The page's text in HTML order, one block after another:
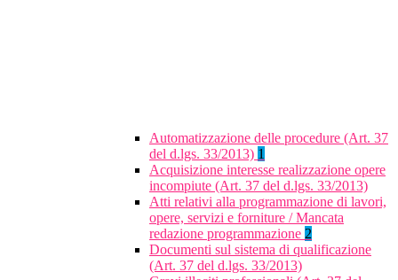
Automatizzazione delle procedure (Art. 37
del d.lgs. 33/2013) 1
Acquisizione interesse realizzazione opere
incompiute (Art. 37 del d.lgs. 33/2013)
Atti relativi alla programmazione di lavori,
opere, servizi e forniture / Mancata
redazione programmazione 2
Documenti sul sistema di qualificazione
(Art. 37 del d.lgs. 33/2013)